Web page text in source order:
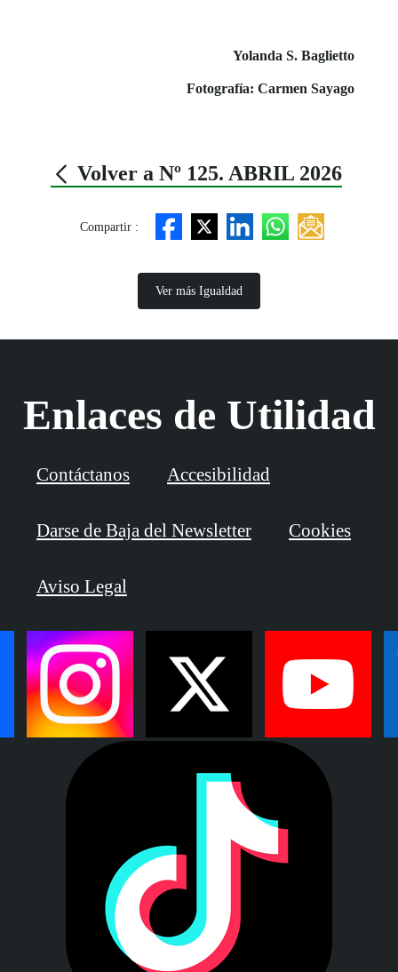
Yolanda S. Baglietto
Fotografía: Carmen Sayago
Volver a Nº 125. ABRIL 2026
Compartir :
Ver más Igualdad
Enlaces de Utilidad
Contáctanos Accesibilidad
Darse de Baja del Newsletter Cookies
Aviso Legal